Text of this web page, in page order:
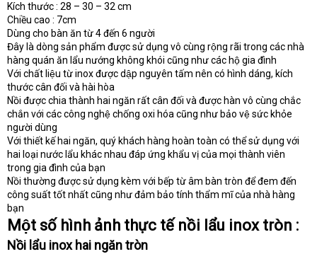
Kích thước : 28 – 30 – 32 cm
Chiều cao : 7cm
Dùng cho bàn ăn từ 4 đến 6 người
Đây là dòng sản phẩm được sử dụng vô cùng rộng rãi trong các nhà
hàng quán ăn lẩu nướng không khói cũng như các hộ gia đình
Với chất liệu từ inox được dập nguyên tấm nên có hình dáng, kích
thước cân đối và hài hòa
Nồi được chia thành hai ngăn rất cân đối và được hàn vô cùng chắc
chắn với các công nghệ chống oxi hóa cũng như bảo vệ sức khỏe
người dùng
Với thiết kế hai ngăn, quý khách hàng hoàn toàn có thể sử dụng với
hai loại nước lẩu khác nhau đáp ứng khẩu vị của mọi thành viên
trong gia đình của bạn
Nồi thường được sử dụng kèm với bếp từ âm bàn tròn để đem đến
công suất tốt nhất cũng như đảm bảo tính thẩm mĩ của nhà hàng
bạn
Một số hình ảnh thực tế nồi lẩu inox tròn :
Nồi lẩu inox hai ngăn tròn